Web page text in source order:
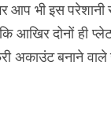
भी इस
दोनों ही
अकाउंट बनाने